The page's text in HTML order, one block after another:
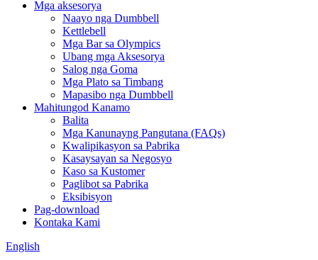
Mga aksesorya
Naayo nga Dumbbell
Kettlebell
Mga Bar sa Olympics
Ubang mga Aksesorya
Salog nga Goma
Mga Plato sa Timbang
Mapasibo nga Dumbbell
Mahitungod Kanamo
Balita
Mga Kanunayng Pangutana (FAQs)
Kwalipikasyon sa Pabrika
Kasaysayan sa Negosyo
Kaso sa Kustomer
Paglibot sa Pabrika
Eksibisyon
Pag-download
Kontaka Kami
English